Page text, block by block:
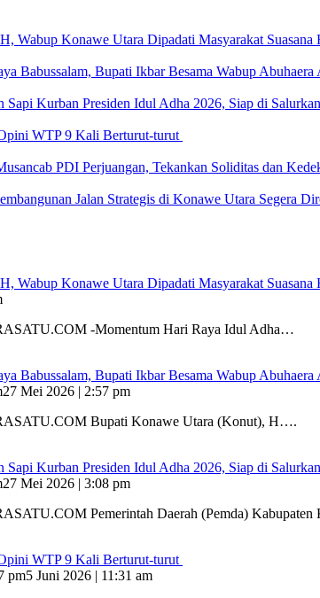
Wabup Konawe Utara Dipadati Masyarakat Suasana
Babussalam, Bupati Ikbar Besama Wabup
Sapi Kurban Presiden Idul Adha 2026, Siap di
WTP 9 Kali Berturut-turut
PDI Perjuangan, Tekankan Soliditas dan
Jalan Strategis di Konawe Utara Segera
Wabup Konawe Utara Dipadati Masyarakat Suasana
-Momentum Hari Raya Idul Adha…
Babussalam, Bupati Ikbar Besama Wabup
27 Mei 2026 | 2:57 pm
Bupati Konawe Utara (Konut), H….
Sapi Kurban Presiden Idul Adha 2026, Siap di
27 Mei 2026 | 3:08 pm
Pemerintah Daerah (Pemda)
WTP 9 Kali Berturut-turut
pm5 Juni 2026 | 11:31 am